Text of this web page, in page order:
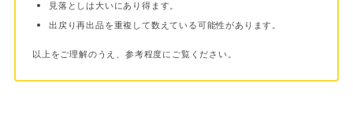
見落としは大いにあり得ます。
出戻り再出品を重複して数えている可能性があります。
以上をご理解のうえ、参考程度にご覧ください。